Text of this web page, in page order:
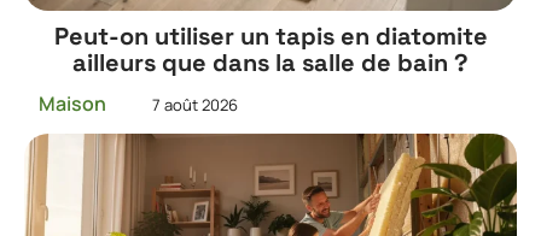
Peut-on utiliser un tapis en diatomite
ailleurs que dans la salle de bain ?
Maison 7 août 2026